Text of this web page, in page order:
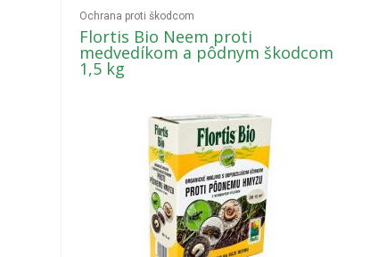
Ochrana proti škodcom
Flortis Bio Neem proti
medvedíkom a pôdnym škodcom
1,5 kg